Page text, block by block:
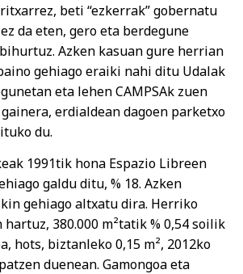
beti “ezkerrak” gobernatu
da eten, gero eta berdegune
Azken kasuan gure herrian
gehiago eraiki nahi ditu Udalak
eta lehen CAMPSAk zuen
erdialdean dagoen parketxo
du.
1991tik hona Espazio Libreen
galdu ditu, % 18. Azken
gehiago altxatu dira. Herriko
380.000 m²tatik % 0,54 soilik
hots, biztanleko 0,15 m², 2012ko
duenean. Gamongoa eta